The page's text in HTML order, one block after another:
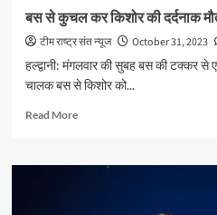
बस से कुचल कर किशोर की दर्दनाक
टीम राष्ट्र संत न्यूज October 31, 2023
हल्द्वानी: मंगलवार की सुबह बस की टक्कर से
चालक बस से किशोर को...
Read MoreRead
बस